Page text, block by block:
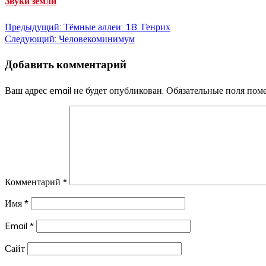
Навигация
записям
Предыдущий: Тёмные аллеи: 18. Генрих
Следующий: Человекоминимум
Добавить комментарий
Ваш адрес email не будет опубликован. Обязательные поля
Комментарий *
Имя *
Email *
Сайт